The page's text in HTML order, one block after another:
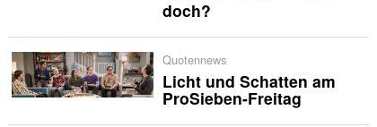
doch?
Quotennews
Licht und Schatten am
ProSieben-Freitag